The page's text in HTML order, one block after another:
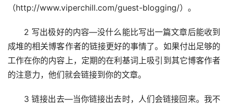
（http://www.viperchill.com/guest-blogging/）。
2 写出极好的内容—没什么能比写出一篇文章后能收到
成堆的相关博客作者的链接更好的事情了。如果付出足够的
工作在你的内容上，定期的在利基词上吸引到其它博客作者
的注意力，他们就会链接到你的文章。
3 链接出去—当你链接出去时，人们会链接回来。我不